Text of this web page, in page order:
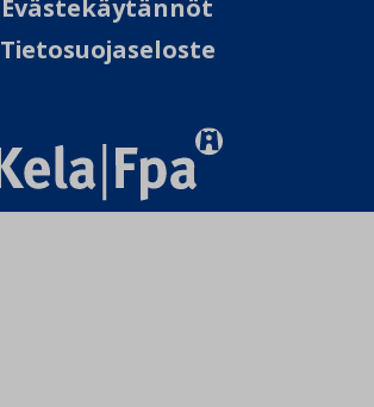
Evästekäytännöt
Tietosuojaseloste